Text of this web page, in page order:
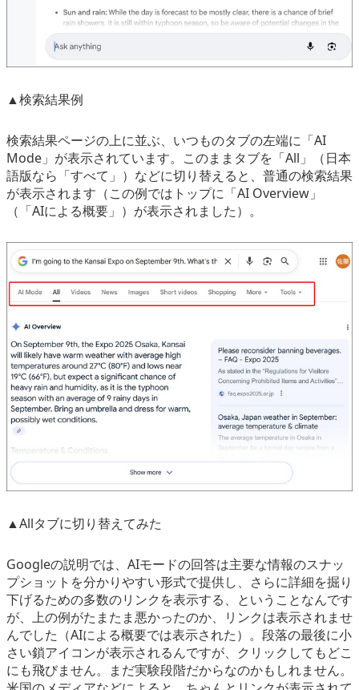
▲検索結果例
検索結果ページの上に並ぶ、いつものタブの左端に「AI
Mode」が表示されています。このままタブを「All」（日本
語版なら「すべて」）などに切り替えると、普通の検索結果
が表示されます（この例ではトップに「AI Overview」
（「AIによる概要」）が表示されました）。
▲Allタブに切り替えてみた
Googleの説明では、AIモードの回答は主要な情報のスナッ
プショットを分かりやすい形式で提供し、さらに詳細を掘り
下げるための多数のリンクを表示する、ということなんです
が、上の例がたまたま悪かったのか、リンクは表示されませ
んでした（AIによる概要では表示された）。段落の最後に小
さい鎖アイコンが表示されるんですが、クリックしてもどこ
にも飛びません。まだ実験段階だからなのかもしれません。